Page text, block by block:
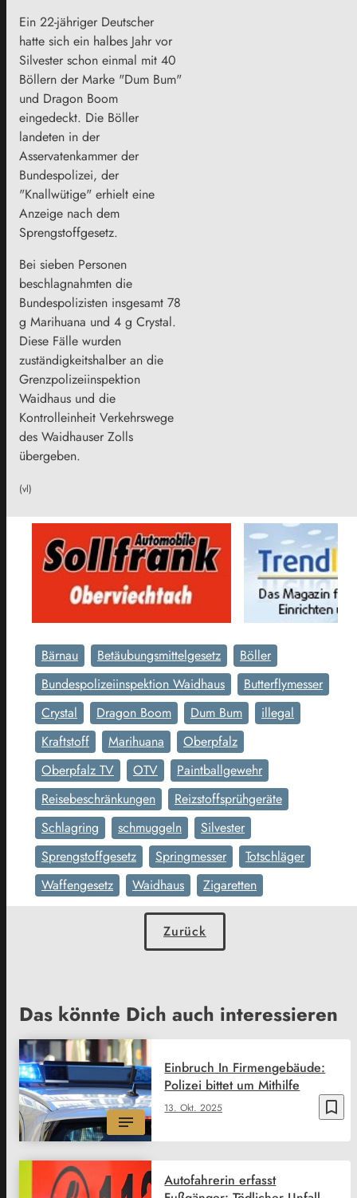
Ein 22-jähriger Deutscher
hatte sich ein halbes Jahr vor
Silvester schon einmal mit 40
Böllern der Marke "Dum Bum"
und Dragon Boom
eingedeckt. Die Böller
landeten in der
Asservatenkammer der
Bundespolizei, der
"Knallwütige" erhielt eine
Anzeige nach dem
Sprengstoffgesetz.
Bei sieben Personen
beschlagnahmten die
Bundespolizisten insgesamt 78
g Marihuana und 4 g Crystal.
Diese Fälle wurden
zuständigkeitshalber an die
Grenzpolizeiinspektion
Waidhaus und die
Kontrolleinheit Verkehrswege
des Waidhauser Zolls
übergeben.
(vl)
Bärnau Betäubungsmittelgesetz
Böller
Bundespolizeiinspektion Waidhaus
Butterflymesser
Crystal
Dragon Boom Dum Bum
illegal
Kraftstoff
Marihuana
Oberpfalz
Oberpfalz TV
OTV
Paintballgewehr
Reisebeschränkungen
Reizstoffsprühgeräte
Schlagring
schmuggeln
Silvester
Sprengstoffgesetz
Springmesser
Totschläger
Waffengesetz
Waidhaus Zigaretten
Zurück
Das könnte Dich auch interessieren
bookmark_border
13. Okt. 2025
Einbruch In Firmengebäude:
Polizei bittet um Mithilfe
Autofahrerin erfasst